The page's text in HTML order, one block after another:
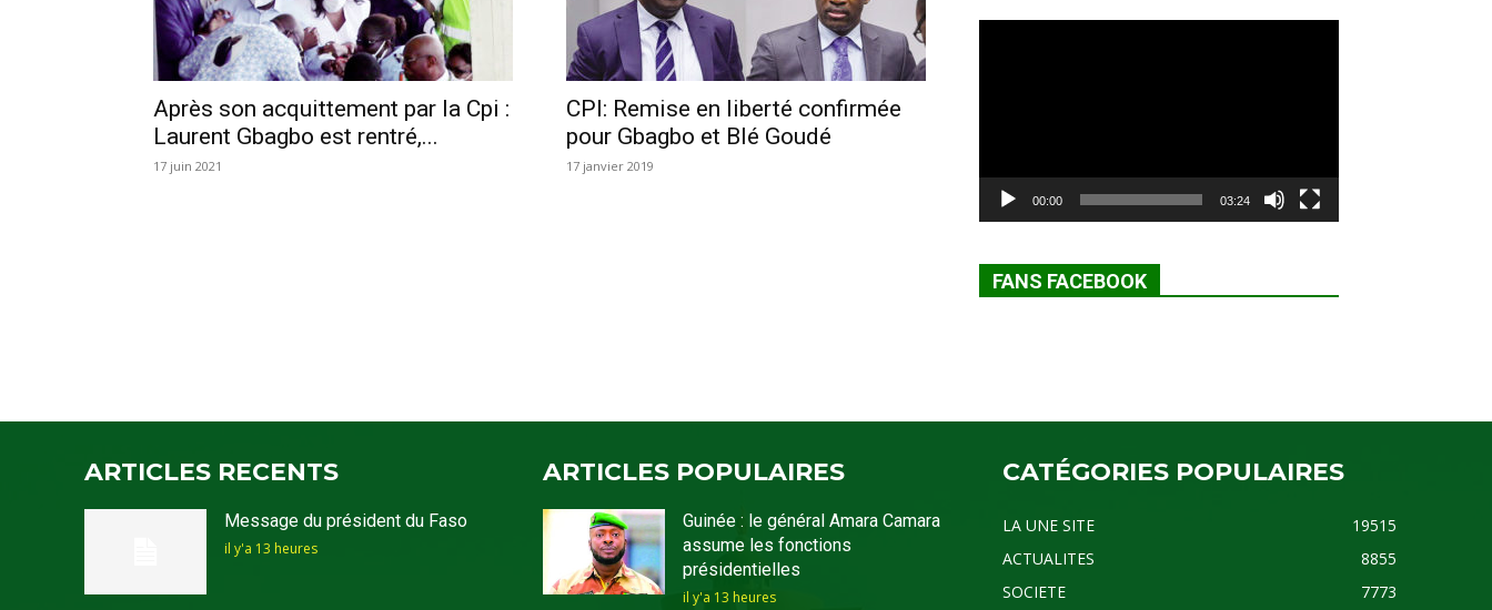
Après son acquittement par la Cpi :
Laurent Gbagbo est rentré,...
17 juin 2021
CPI: Remise en liberté confirmée
pour Gbagbo et Blé Goudé
17 janvier 2019
00:00 03:24
FANS FACEBOOK
ARTICLES RECENTS
Message du président du Faso
il y'a 13 heures
ARTICLES POPULAIRES
Guinée : le général Amara Camara
assume les fonctions
présidentielles
il y'a 13 heures
CATÉGORIES POPULAIRES
LA UNE SITE
19515
ACTUALITES
8855
SOCIETE
7773